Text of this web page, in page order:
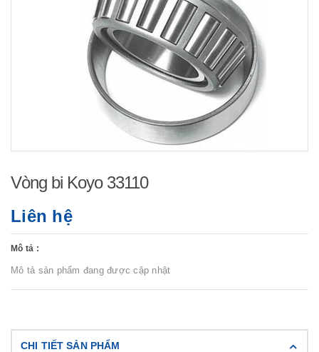
Vòng bi Koyo 33110
Liên hệ
Mô tả :
Mô tả sản phẩm đang được cập nhật
CHI TIẾT SẢN PHẨM